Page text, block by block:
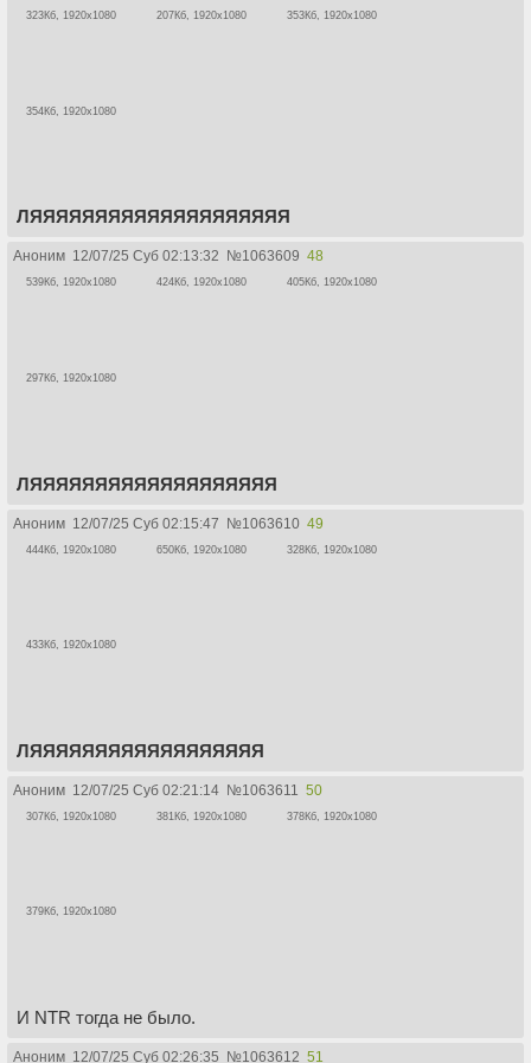
323Кб, 1920x1080 207Кб, 1920x1080 353Кб, 1920x1080
354Кб, 1920x1080
ЛЯЯЯЯЯЯЯЯЯЯЯЯЯЯЯЯЯЯЯЯ
Аноним 12/07/25 Суб 02:13:32 №1063609 48
539Кб, 1920x1080 424Кб, 1920x1080 405Кб, 1920x1080
297Кб, 1920x1080
ЛЯЯЯЯЯЯЯЯЯЯЯЯЯЯЯЯЯЯЯ
Аноним 12/07/25 Суб 02:15:47 №1063610 49
444Кб, 1920x1080 650Кб, 1920x1080 328Кб, 1920x1080
433Кб, 1920x1080
ЛЯЯЯЯЯЯЯЯЯЯЯЯЯЯЯЯЯЯ
Аноним 12/07/25 Суб 02:21:14 №1063611 50
307Кб, 1920x1080 381Кб, 1920x1080 378Кб, 1920x1080
379Кб, 1920x1080
И NTR тогда не было.
Аноним 12/07/25 Суб 02:26:35 №1063612 51